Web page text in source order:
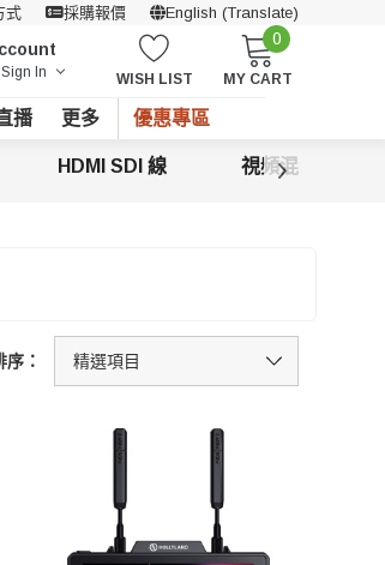
式 採購報價 English (Translate)
Sign In WISH LIST
0
MY CART
播 更多 優惠專區
HDMI SDI 線 視頻混合器
序：